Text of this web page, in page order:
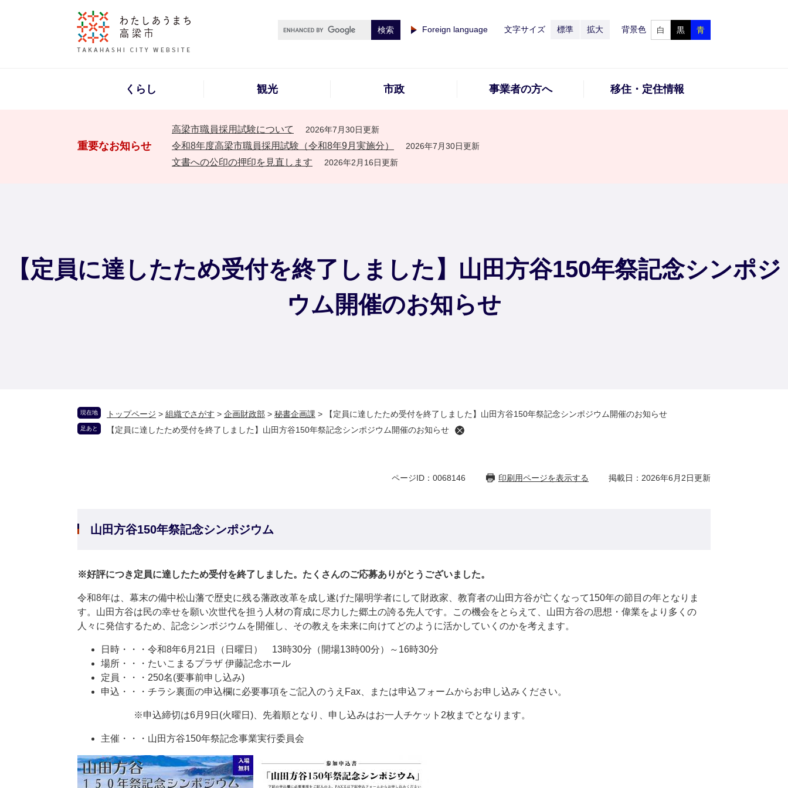
Foreign language 文字サイズ 標準 拡大 背景色 白 黒 青
くらし 観光 市政 事業者の方へ 移住・定住情報
重要なお知らせ
高梁市職員採用試験について 2026年7月30日更新
令和8年度高梁市職員採用試験（令和8年9月実施分） 2026年7月30日更新
文書への公印の押印を見直します 2026年2月16日更新
【定員に達したため受付を終了しました】山田方谷150年祭記念シンポジ
ウム開催のお知らせ
現在地 トップページ > 組織でさがす > 企画財政部 > 秘書企画課 > 【定員に達したため受付を終了しました】山田方谷150年祭記念シンポジウム開催のお知らせ
足あと 【定員に達したため受付を終了しました】山田方谷150年祭記念シンポジウム開催のお知らせ
ページID：0068146 印刷用ページを表示する 掲載日：2026年6月2日更新
山田方谷150年祭記念シンポジウム
※好評につき定員に達したため受付を終了しました。 たくさんのご応募ありがとうございました。
令和8年は、幕末の備中松山藩で歴史に残る藩政改革を成し遂げた陽明学者にして財政家、教育者の山田方谷が亡くなって150年の節目の年となりま
す。山田方谷は民の幸せを願い次世代を担う人材の育成に尽力した郷土の誇る先人です。この機会をとらえて、山田方谷の思想・偉業をより多くの
人々に発信するため、記念シンポジウムを開催し、その教えを未来に向けてどのように活かしていくのかを考えます。
日時・・・令和8年6月21日（日曜日） 13時30分（開場13時00分）～16時30分
場所・・・たいこまるプラザ 伊藤記念ホール
定員・・・250名(要事前申し込み)
申込・・・チラシ裏面の申込欄に必要事項をご記入のうえFax、または申込フォームからお申し込みください。
※申込締切は6月9日(火曜日)、先着順となり、申し込みはお一人チケット2枚までとなります。
主催・・・山田方谷150年祭記念事業実行委員会